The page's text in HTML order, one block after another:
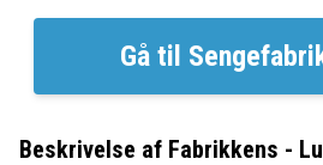
Gå til
Beskrivelse af Fabrikkens -